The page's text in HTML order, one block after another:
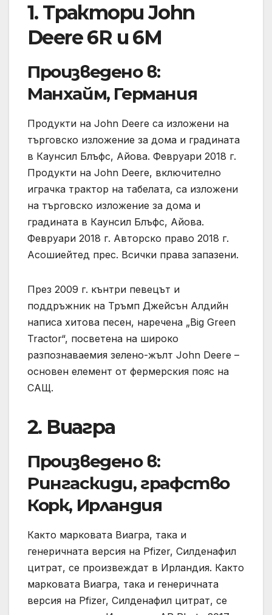
1. Трактори John
Deere 6R и 6M
Произведено в:
Манхайм, Германия
Продукти на John Deere са изложени на
търговско изложение за дома и градината
в Каунсил Блъфс, Айова. Февруари 2018 г.
Продукти на John Deere, включително
играчка трактор на табелата, са изложени
на търговско изложение за дома и
градината в Каунсил Блъфс, Айова.
Февруари 2018 г. Авторско право 2018 г.
Асошиейтед прес. Всички права запазени.
През 2009 г. кънтри певецът и
поддръжник на Тръмп Джейсън Алдийн
написа хитова песен, наречена „Big Green
Tractor“, посветена на широко
разпознаваемия зелено-жълт John Deere –
основен елемент от фермерския пояс на
САЩ.
2. Виагра
Произведено в:
Рингаскиди, графство
Корк, Ирландия
Както марковата Виагра, така и
генеричната версия на Pfizer, Силденафил
цитрат, се произвеждат в Ирландия. Както
марковата Виагра, така и генеричната
версия на Pfizer, Силденафил цитрат, се